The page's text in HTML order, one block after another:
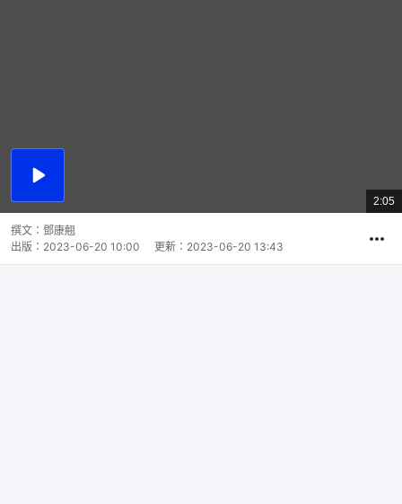
播
總
共
2:05
撰文： 鄧康翹
出版： 2023-06-20 10:00 更新： 2023-06-20 13:43